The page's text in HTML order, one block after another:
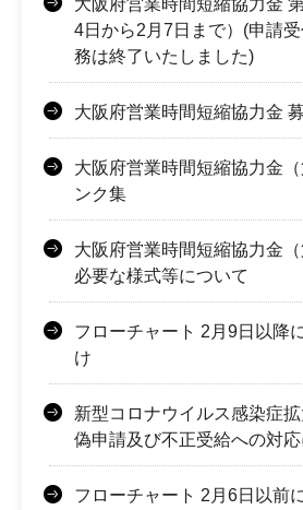
4日から2月7日まで）(申請
務は終了いたしました)
大阪府営業時間短縮協力金
大阪府営業時間短縮協力金
ンク集
大阪府営業時間短縮協力金
必要な様式等について
フローチャート 2月9日以降
け
新型コロナウイルス感染症
偽申請及び不正受給への対
フローチャート 2月6日以前